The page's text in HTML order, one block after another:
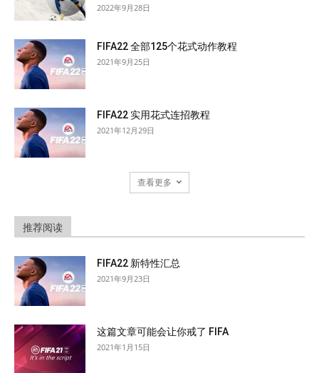
2022年9月28日
FIFA22 全部125个花式动作教程
2021年9月25日
FIFA22 实用花式连招教程
2021年12月29日
查看更多
推荐阅读
FIFA22 新特性汇总
2021年9月23日
这篇文章可能会让你戒了 FIFA
2021年1月15日